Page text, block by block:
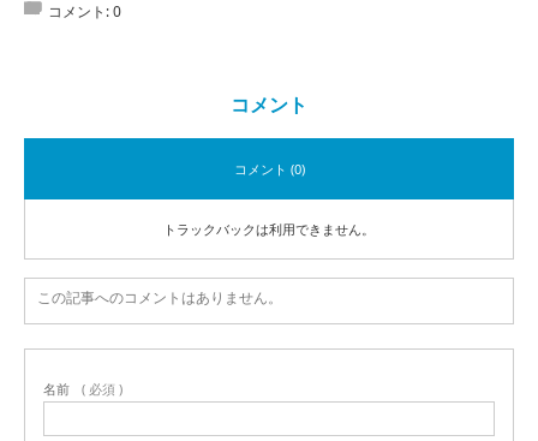
コメント:0
コメント
コメント (0)
トラックバックは利用できません。
この記事へのコメントはありません。
名前 ( 必須 )